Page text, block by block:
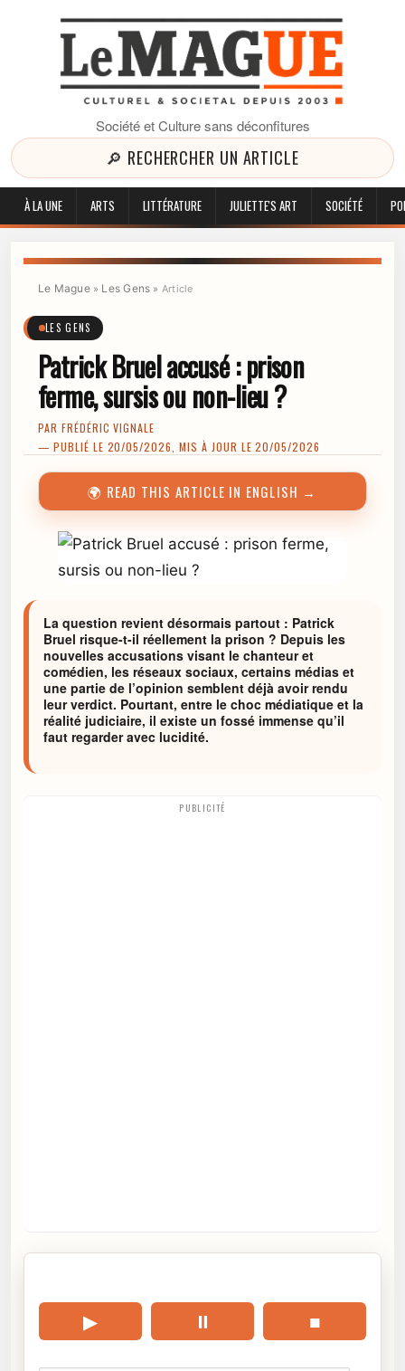
Société et Culture sans déconfitures
🔎 RECHERCHER UN ARTICLE
À LA UNE ARTS LITTÉRATURE JULIETTE'S ART SOCIÉTÉ
Le Mague» Les Gens » Article
LES GENS
Patrick Bruel accusé : prison
ferme, sursis ou non-lieu ?
PAR FRÉDÉRIC VIGNALE
— PUBLIÉ LE 20/05/2026, MIS À JOUR LE 20/05/2026
🌍 READ THIS ARTICLE IN ENGLISH →
La question revient désormais partout : Patrick
Bruel risque-t-il réellement la prison ? Depuis les
nouvelles accusations visant le chanteur et
comédien, les réseaux sociaux, certains médias et
une partie de l’opinion semblent déjà avoir rendu
leur verdict. Pourtant, entre le choc médiatique et la
réalité judiciaire, il existe un fossé immense qu’il
faut regarder avec lucidité.
PUBLICITÉ
▶ ⏸ ■